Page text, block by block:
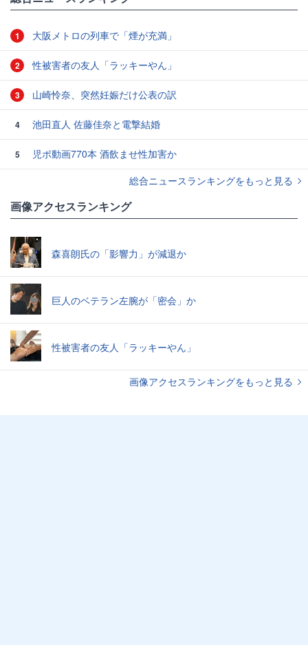
1 大阪メトロの列車で「煙が充満」
2 性被害者の友人「ラッキーやん」
3 山崎怜奈、突然妊娠だけ公表の訳
4 池田直人 佐藤佳奈と電撃結婚
5
児ポ動画770本 酒飲ませ性加害か
総合ニュースランキングをもっと見る
画像アクセスランキング
森喜朗氏の「影響力」が減退か
巨人のベテラン左腕が「密会」か
性被害者の友人「ラッキーやん」
画像アクセスランキングをもっと見る